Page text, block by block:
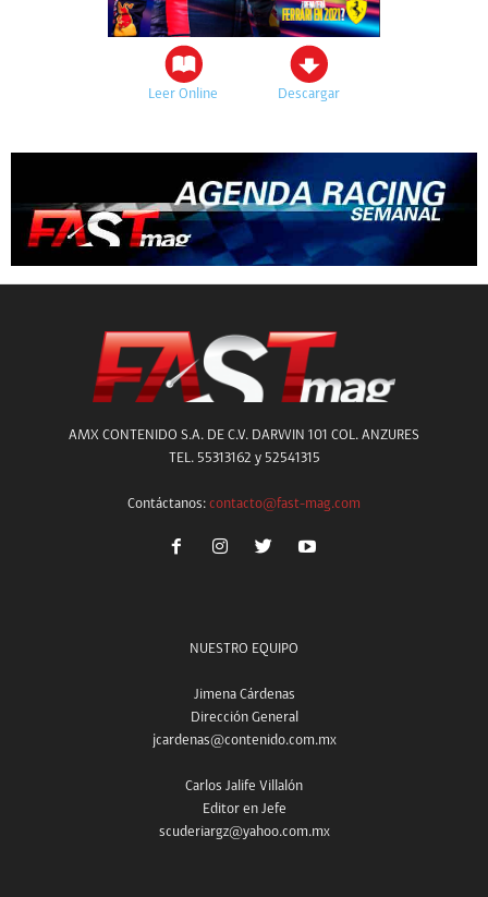
Leer Online Descargar
AMX CONTENIDO S.A. DE C.V. DARWIN 101 COL. ANZURES
TEL. 55313162 y 52541315
Contáctanos: contacto@fast-mag.com
NUESTRO EQUIPO
Jimena Cárdenas
Dirección General
jcardenas@contenido.com.mx
Carlos Jalife Villalón
Editor en Jefe
scuderiargz@yahoo.com.mx